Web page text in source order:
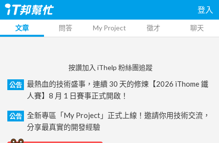
登入
文章 問答 My Project 徵才 聊天
按讚加入 iThelp 粉絲團追蹤
公告
最熱血的技術盛事，連續 30 天的修煉【2026 iThome 鐵
人賽】8 月 1 日賽事正式開啟！
公告
全新專區「My Project」正式上線！邀請你用技術交流，
分享最真實的開發經驗